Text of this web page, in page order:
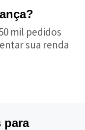
mil pedidos
sua renda
para